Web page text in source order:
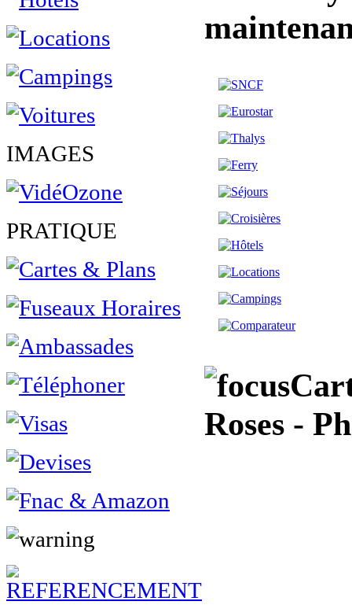
IMAGES
PRATIQUE
Roses -